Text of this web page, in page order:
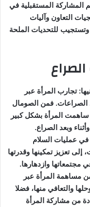
المشاركة المستقبلية في
التعاون وآليات
وتستجيب للتحديات الملحة
تجارب المرأة عبر
الصراعات. فمن الصومال
ساهمت المرأة بشكل كبير
وبعد الصراع.
في عمليات السلام
تعزيز تمكينها وقدرتها
وازدهارها.
مساهمة المرأة عبر
والتعافي منها، فضلا
من مشاركة المرأة